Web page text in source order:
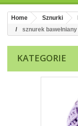
Home Sznurki
sznurek
KATEGORIE